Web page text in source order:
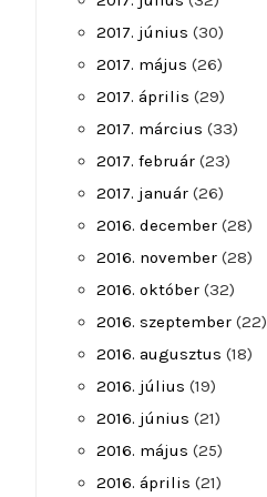
2017. június (30)
2017. május (26)
2017. április (29)
2017. március (33)
2017. február (23)
2017. január (26)
2016. december (28)
2016. november (28)
2016. október (32)
2016. szeptember (22)
2016. augusztus (18)
2016. július (19)
2016. június (21)
2016. május (25)
2016. április (21)